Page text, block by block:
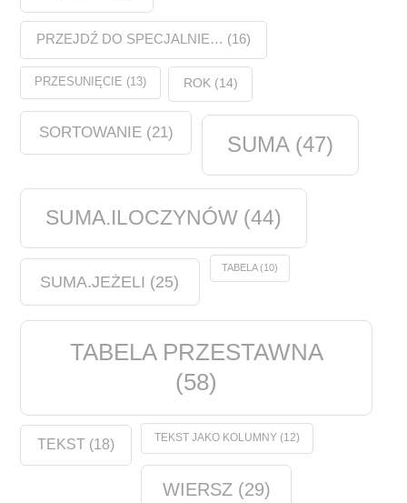
PRZEJDŹ DO SPECJALNIE… (16)
PRZESUNIĘCIE (13) ROK(14)
SORTOWANIE(21) SUMA(47)
SUMA.ILOCZYNÓW (44)
SUMA.JEŻELI (25)
TABELA(10)
TABELA PRZESTAWNA
(58)
TEKST (18) TEKST JAKO KOLUMNY(12)
WIERSZ(29)